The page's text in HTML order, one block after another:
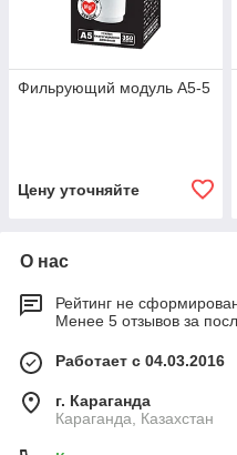
Фильрующий модуль A5-5
Цену уточняйте
О нас
Рейтинг не
Менее 5 отзывов за
Работает с 04.03.2016
г. Караганда
Караганда, Казахстан